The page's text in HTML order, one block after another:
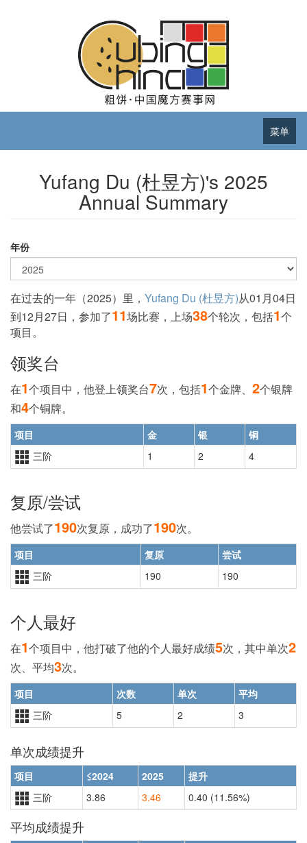
菜单
Yufang Du (杜昱方)'s 2025
Annual Summary
年份
在过去的一年（2025）里， Yufang Du (杜昱方)从01月04日
到12月27日，参加了11场比赛，上场38个轮次，包括1个
项目。
领奖台
在1个项目中，他登上领奖台7次，包括1个金牌、 2个银牌
和4个铜牌。
项目 金 银
铜
三阶
1 2 4
复原/尝试
他尝试了190次复原，成功了190次。
项目 复原
尝试
三阶
190 190
个人最好
在1个项目中，他打破了他的个人最好成绩5次，其中单次2
次、平均3次。
项目 次数 单次
平均
三阶
5 2 3
单次成绩提升
项目 ≤2024 2025
提升
三阶
3.86 3.46 0.40 (11.56%)
平均成绩提升